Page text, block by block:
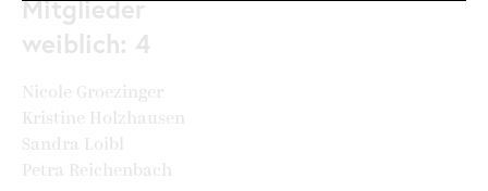
Mitglieder
weiblich: 4
Nicole Groezinger
Kristine Holzhausen
Sandra Loibl
Petra Reichenbach